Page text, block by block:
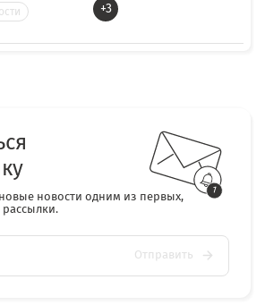
+3
новости одним из первых,
Отправить